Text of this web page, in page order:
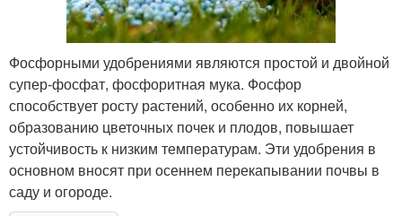
Фосфорными удобрениями являются простой и двойной
супер-фосфат, фосфоритная мука. Фосфор
способствует росту растений, особенно их корней,
образованию цветочных почек и плодов, повышает
устойчивость к низким температурам. Эти удобрения в
основном вносят при осеннем перекапывании почвы в
саду и огороде.